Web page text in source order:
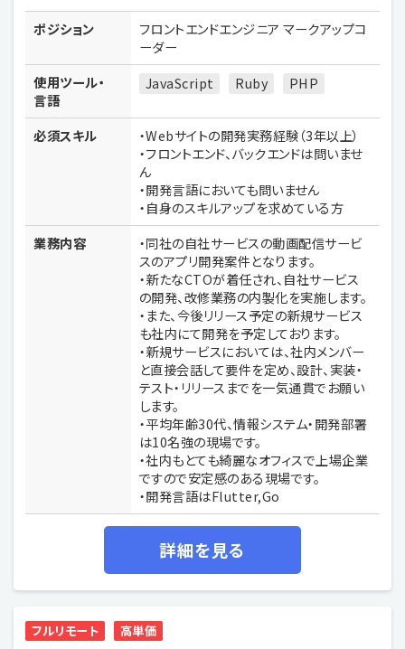
ポジション
フロントエンドエンジニア マークアップコ
ーダー
使用ツール・
言語
JavaScript Ruby PHP
必須スキル
・Webサイトの開発実務経験（3年以上）
・フロントエンド、バックエンドは問いませ
ん
・開発言語においても問いません
・自身のスキルアップを求めている方
業務内容
・同社の自社サービスの動画配信サービ
スのアプリ開発案件となります。
・新たなCTOが着任され、自社サービス
の開発、改修業務の内製化を実施します。
・また、今後リリース予定の新規サービス
も社内にて開発を予定しております。
・新規サービスにおいては、社内メンバー
と直接会話して要件を定め、設計、実装・
テスト・リリースまでを一気通貫でお願い
します。
・平均年齢30代、情報システム・開発部署
は10名強の現場です。
・社内もとても綺麗なオフィスで上場企業
ですので安定感のある現場です。
・開発言語はFlutter,Go
詳細を見る
フルリモート 高単価